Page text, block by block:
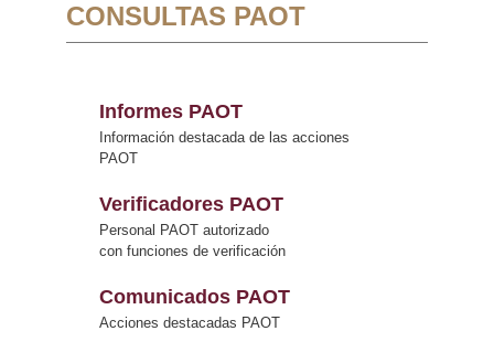
CONSULTAS PAOT
Informes PAOT
Información destacada de las acciones
PAOT
Verificadores PAOT
Personal PAOT autorizado
con funciones de verificación
Comunicados PAOT
Acciones destacadas PAOT